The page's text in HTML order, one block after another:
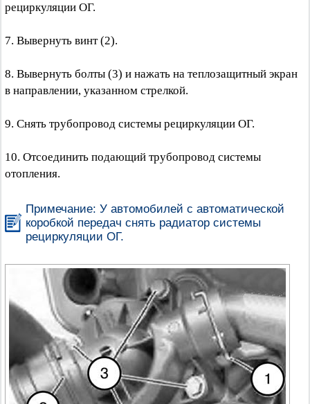
рециркуляции ОГ.
7. Вывернуть винт (2).
8. Вывернуть болты (3) и нажать на теплозащитный экран
в направлении, указанном стрелкой.
9. Снять трубопровод системы рециркуляции ОГ.
10. Отсоединить подающий трубопровод системы
отопления.
Примечание: У автомобилей с автоматической
коробкой передач снять радиатор системы
рециркуляции ОГ.